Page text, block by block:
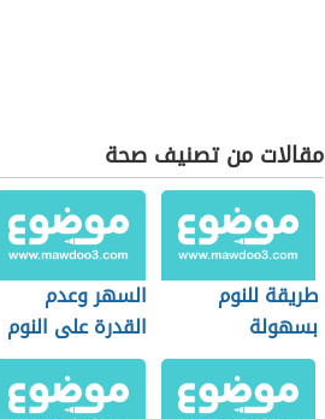
مقالات من تصنيف صحة
طريقة للنوم
بسهولة
السهر وعدم
القدرة على النوم